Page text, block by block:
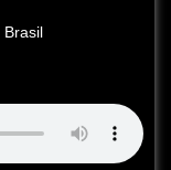
Brasil